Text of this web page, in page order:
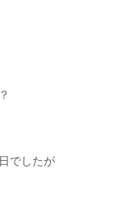
でしたが